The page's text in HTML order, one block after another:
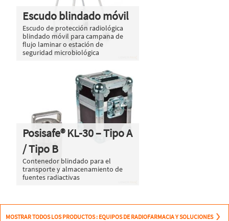
Escudo blindado móvil
Escudo de protección radiológica
blindado móvil para campana de
flujo laminar o estación de
seguridad microbiológica
Posisafe® KL-30 – Tipo A
/ Tipo B
Contenedor blindado para el
transporte y almacenamiento de
fuentes radiactivas
MOSTRAR TODOS LOS PRODUCTOS : EQUIPOS DE RADIOFARMACIA Y SOLUCIONES